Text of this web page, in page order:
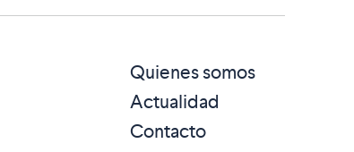
Quienes somos
Actualidad
Contacto